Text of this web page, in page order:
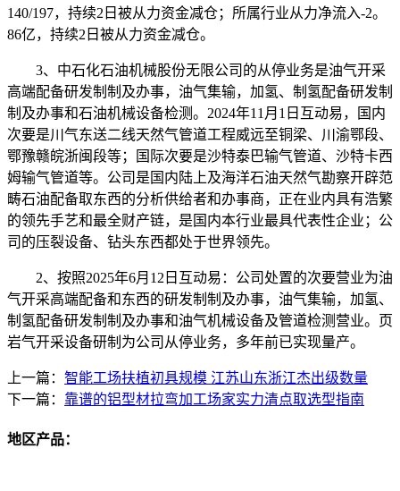
140/197，持续2日被从力资金减仓；所属行业从力净流入-2。
86亿，持续2日被从力资金减仓。
3、中石化石油机械股份无限公司的从停业务是油气开采
高端配备研发制制及办事，油气集输，加氢、制氢配备研发制
制及办事和石油机械设备检测。2024年11月1日互动易，国内
次要是川气东送二线天然气管道工程威远至铜梁、川渝鄂段、
鄂豫赣皖浙闽段等；国际次要是沙特泰巴输气管道、沙特卡西
姆输气管道等。公司是国内陆上及海洋石油天然气勘察开辟范
畴石油配备取东西的分析供给者和办事商，正在业内具有浩繁
的领先手艺和最全财产链，是国内本行业最具代表性企业；公
司的压裂设备、钻头东西都处于世界领先。
2、按照2025年6月12日互动易：公司处置的次要营业为油
气开采高端配备和东西的研发制制及办事，油气集输，加氢、
制氢配备研发制制及办事和油气机械设备及管道检测营业。页
岩气开采设备研制为公司从停业务，多年前已实现量产。
上一篇： 智能工场扶植初具规模 江苏山东浙江杰出级数量
下一篇： 靠谱的铝型材拉弯加工场家实力清点取选型指南
地区产品：